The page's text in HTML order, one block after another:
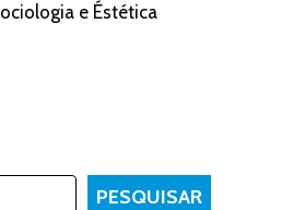
e Éstética
PESQUISAR